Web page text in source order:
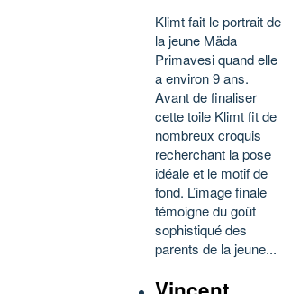
Klimt fait le portrait de
la jeune Mäda
Primavesi quand elle
a environ 9 ans.
Avant de finaliser
cette toile Klimt fit de
nombreux croquis
recherchant la pose
idéale et le motif de
fond. L’image finale
témoigne du goût
sophistiqué des
parents de la jeune...